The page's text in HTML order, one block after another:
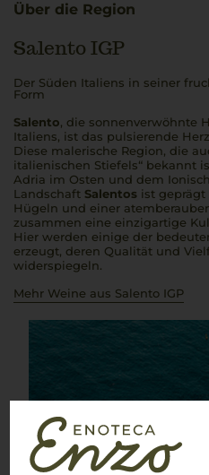
Über die Region
Salento IGP
Der Süden Italiens in seiner
Form
Salento, die sonnenverwöhnte
Italiens, ist das pulsierende
Diese malerische Region, die
italienischen Stiefels“ bekannt
Adria im Osten und dem
Landschaft Salentos ist geprägt
Hügeln und einer
zusammen eine einzigartige
Hier werden einige der
erzeugt, deren Qualität und
widerspiegeln.
Mehr Weine aus Salento IGP